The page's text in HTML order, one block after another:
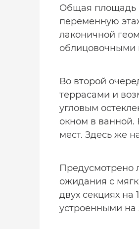
Общая площадь
переменную
лаконичной
облицовочными
Во второй
террасами и
угловым
окном в
мест. Здесь же
Предусмотрено
ожидания с
двух секциях на
устроенными на